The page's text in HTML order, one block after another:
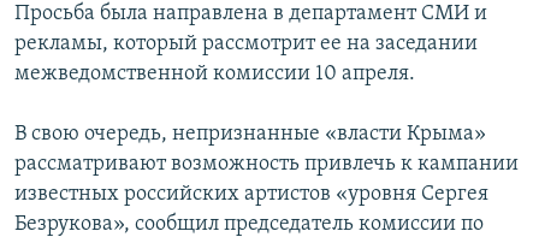
Просьба была направлена в департамент СМИ и
рекламы, который рассмотрит ее на заседании
межведомственной комиссии 10 апреля.
В свою очередь, непризнанные «власти Крыма»
рассматривают возможность привлечь к кампании
известных российских артистов «уровня Сергея
Безрукова», сообщил председатель комиссии по